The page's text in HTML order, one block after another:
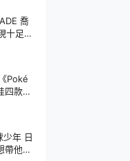
喬
十足騷
Poké
四款登
年 日
帶他出